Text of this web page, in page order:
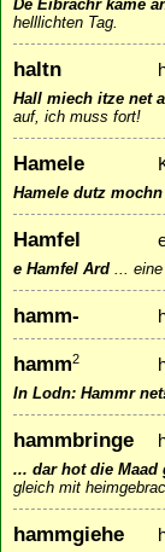
De Eibrachr kame
helllichten Tag.
haltn
Hall miech itze net
auf, ich muss fort!
Hamele
Hamele dutz mochn
Hamfel
e Hamfel Ard ...
hamm-
hamm2
In Lodn: Hammr
hammbringe
... dar hot die
gleich mit
hammgiehe